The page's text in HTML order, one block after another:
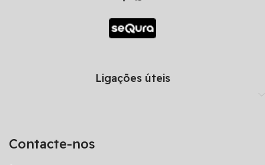
Contacte-nos
Ligações úteis